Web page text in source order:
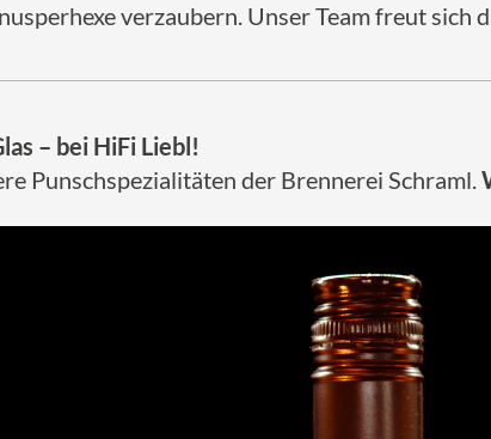
verzaubern. Unser Team freut sich
– bei HiFi Liebl!
Punschspezialitäten der Brennerei Schraml.